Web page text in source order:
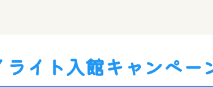
イト入館キャンペー